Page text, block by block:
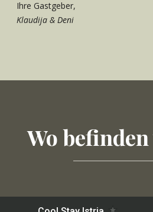
Ihre Gastgeber,
Klaudija & Deni
Wo